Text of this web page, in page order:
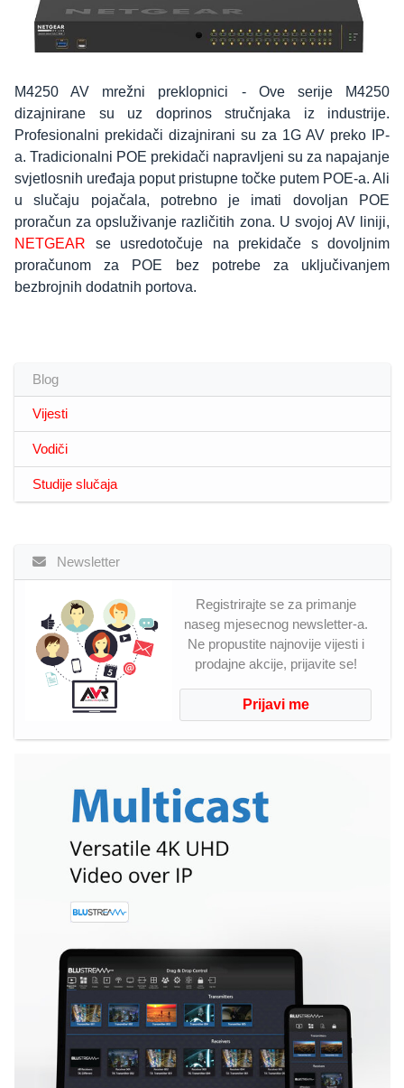
M4250 AV mrežni preklopnici - Ove serije M4250
dizajnirane su uz doprinos stručnjaka iz industrije.
Profesionalni prekidači dizajnirani su za 1G AV preko IP-
a. Tradicionalni POE prekidači napravljeni su za napajanje
svjetlosnih uređaja poput pristupne točke putem POE-a. Ali
u slučaju pojačala, potrebno je imati dovoljan POE
proračun za opsluživanje različitih zona. U svojoj AV liniji,
NETGEAR se usredotočuje na prekidače s dovoljnim
proračunom za POE bez potrebe za uključivanjem
bezbrojnih dodatnih portova.
Blog
Vijesti
Vodiči
Studije slučaja
Newsletter
Registrirajte se za primanje
naseg mjesecnog newsletter-a.
Ne propustite najnovije vijesti i
prodajne akcije, prijavite se!
Prijavi me